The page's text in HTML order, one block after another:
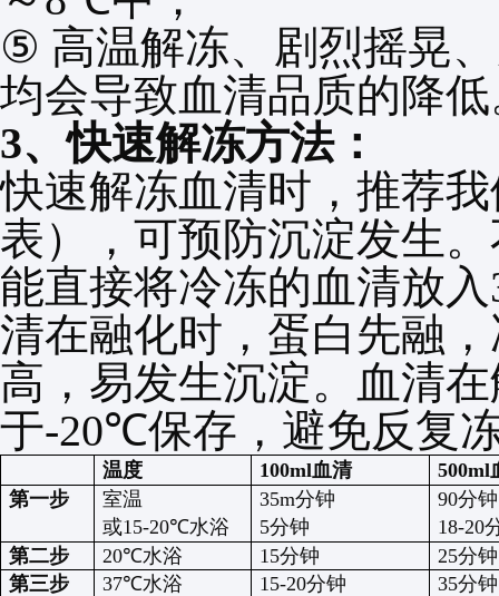
⑤ 高温解冻、剧烈摇晃
均会导致血清品质的降
3、快速解冻方法：
快速解冻血清时，推荐
表），可预防沉淀发生
能直接将冷冻的血清放入
清在融化时，蛋白先融
高，易发生沉淀。血清
于-20℃保存，避免反复
温度 100ml血清 500ml
第一步
室温 35m分钟 90分钟
或15-20℃水浴 5分钟 18-20
第二步
20℃水浴 15分钟 25分钟
第三步
37℃水浴 15-20分钟 35分钟